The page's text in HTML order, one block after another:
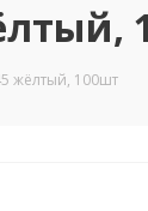
жёлтый, 100шт